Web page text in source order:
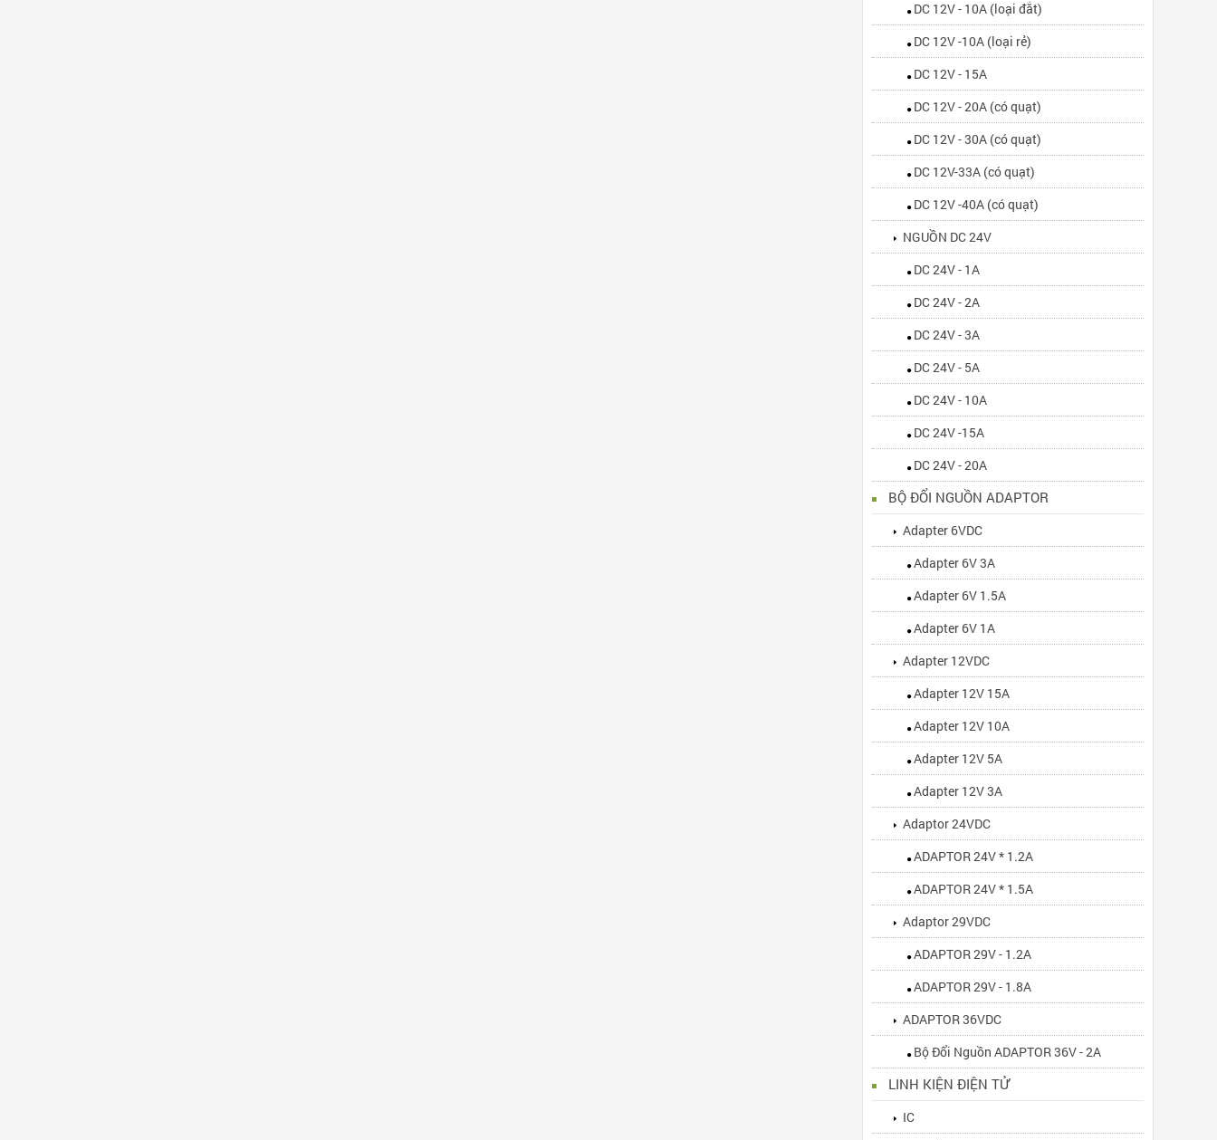
DC 12V - 10A (loại đắt)
DC 12V -10A (loại rẻ)
DC 12V - 15A
DC 12V - 20A (có quạt)
DC 12V - 30A (có quạt)
DC 12V-33A (có quạt)
DC 12V -40A (có quạt)
NGUỒN DC 24V
DC 24V - 1A
DC 24V - 2A
DC 24V - 3A
DC 24V - 5A
DC 24V - 10A
DC 24V -15A
DC 24V - 20A
BỘ ĐỔI NGUỒN ADAPTOR
Adapter 6VDC
Adapter 6V 3A
Adapter 6V 1.5A
Adapter 6V 1A
Adapter 12VDC
Adapter 12V 15A
Adapter 12V 10A
Adapter 12V 5A
Adapter 12V 3A
Adaptor 24VDC
ADAPTOR 24V * 1.2A
ADAPTOR 24V * 1.5A
Adaptor 29VDC
ADAPTOR 29V - 1.2A
ADAPTOR 29V - 1.8A
ADAPTOR 36VDC
Bộ Đổi Nguồn ADAPTOR 36V - 2A
LINH KIỆN ĐIỆN TỬ
IC